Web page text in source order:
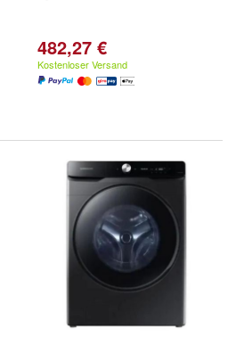
482,27 €
Kostenloser Versand